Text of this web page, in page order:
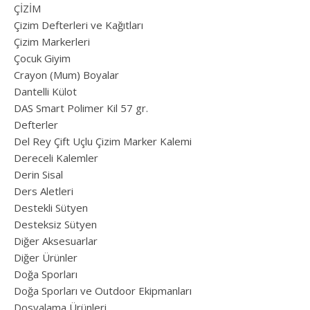
ÇİZİM
Çizim Defterleri ve Kağıtları
Çizim Markerleri
Çocuk Giyim
Crayon (Mum) Boyalar
Dantelli Külot
DAS Smart Polimer Kil 57 gr.
Defterler
Del Rey Çift Uçlu Çizim Marker Kalemi
Dereceli Kalemler
Derin Sisal
Ders Aletleri
Destekli Sütyen
Desteksiz Sütyen
Diğer Aksesuarlar
Diğer Ürünler
Doğa Sporları
Doğa Sporları ve Outdoor Ekipmanları
Dosyalama Ürünleri